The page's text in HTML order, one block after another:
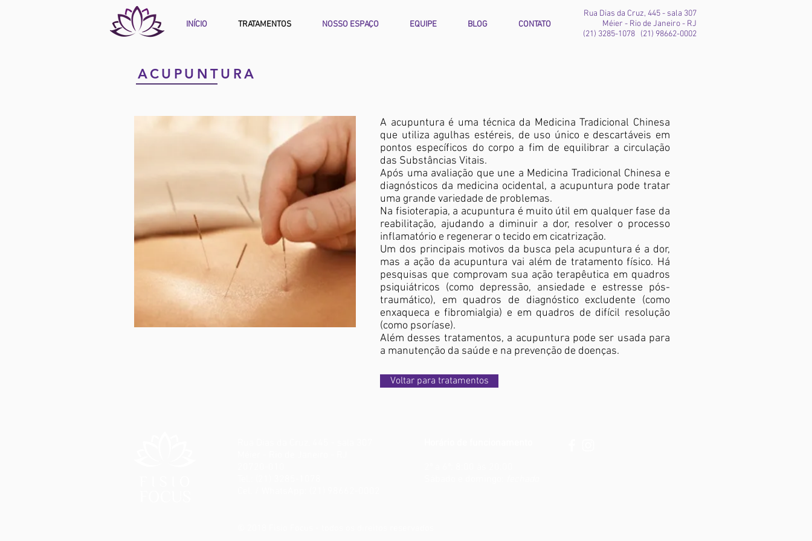
INÍCIO TRATAMENTOS NOSSO ESPAÇO EQUIPE BLOG CONTATO
Rua Dias da Cruz, 445 - sala 307
Méier - Rio de Janeiro - RJ
(21) 3285-1078 (21) 98662-0002
ACUPUNTURA
A acupuntura é uma técnica da Medicina Tradicional Chinesa
que utiliza agulhas estéreis, de uso único e descartáveis em
pontos específicos do corpo a fim de equilibrar a circulação
das Substâncias Vitais.
Após uma avaliação que une a Medicina Tradicional Chinesa e
diagnósticos da medicina ocidental, a acupuntura pode tratar
uma grande variedade de problemas.
Na fisioterapia, a acupuntura é muito útil em qualquer fase da
reabilitação, ajudando a diminuir a dor, resolver o processo
inflamatório e regenerar o tecido em cicatrização.
Um dos principais motivos da busca pela acupuntura é a dor,
mas a ação da acupuntura vai além de tratamento físico. Há
pesquisas que comprovam sua ação terapêutica em quadros
psiquiátricos (como depressão, ansiedade e estresse pós-
traumático), em quadros de diagnóstico excludente (como
enxaqueca e fibromialgia) e em quadros de difícil resolução
(como psoríase).
Além desses tratamentos, a acupuntura pode ser usada para
a manutenção da saúde e na prevenção de doenças.
Voltar para tratamentos